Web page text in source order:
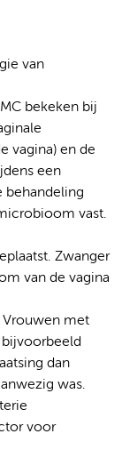
van
bekeken bij
vagina) en de
een
behandeling
vast.
Zwanger
van de vagina
Vrouwen met
dan
was.
voor